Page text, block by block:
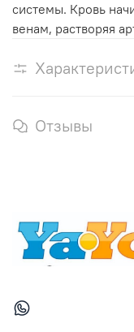
системы. Кровь
венам, растворяя
Отзывы